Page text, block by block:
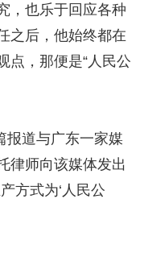
，也乐于回应各种
之后，他始终都在
点，那便是“人民公
道与广东一家媒
律师向该媒体发出
方式为‘人民公